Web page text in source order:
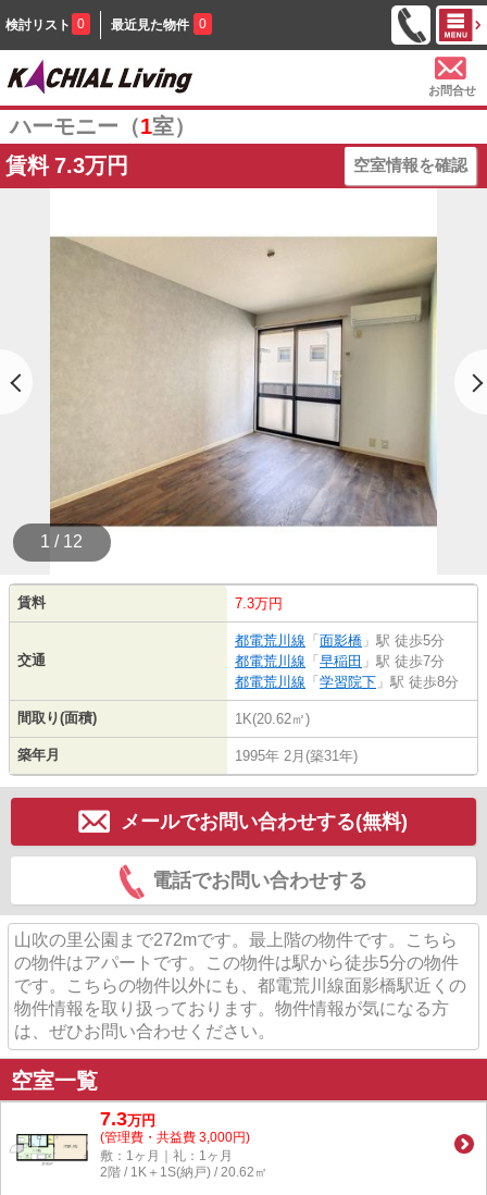
検討リスト 0 最近見た物件 0
お問合せ
ハーモニー（1室）
賃料 7.3万円 空室情報を確認
1 / 12
賃料 7.3万円
交通
都電荒川線 「 面影橋 」駅 徒歩5分
都電荒川線 「 早稲田 」駅 徒歩7分
都電荒川線 「 学習院下 」駅 徒歩8分
間取り(面積) 1K(20.62㎡)
築年月 1995年 2月(築31年)
メールでお問い合わせする(無料)
電話でお問い合わせする
山吹の里公園まで272mです。最上階の物件です。こちら
の物件はアパートです。この物件は駅から徒歩5分の物件
です。こちらの物件以外にも、都電荒川線面影橋駅近くの
物件情報を取り扱っております。物件情報が気になる方
は、ぜひお問い合わせください。
空室一覧
7.3万円
(管理費・共益費 3,000円)
敷：1ヶ月｜礼：1ヶ月
2階 / 1K＋1S(納戸) / 20.62㎡